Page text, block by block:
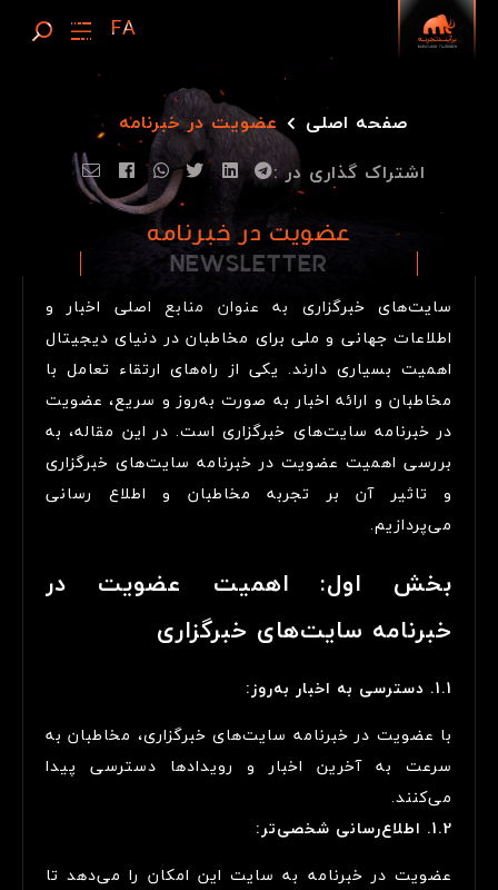
صفحه اصلی
عضویت در خبرنامه
اشتراک گذاری در :
عضویت در خبرنامه
NEWSLETTER
NEWSLETTER
سایت‌های خبرگزاری به عنوان منابع اصلی اخبار و
اطلاعات جهانی و ملی برای مخاطبان در دنیای دیجیتال
اهمیت بسیاری دارند. یکی از راه‌های ارتقاء تعامل با
مخاطبان و ارائه اخبار به صورت به‌روز و سریع، عضویت
در خبرنامه سایت‌های خبرگزاری است. در این مقاله، به
بررسی اهمیت عضویت در خبرنامه سایت‌های خبرگزاری
و تاثیر آن بر تجربه مخاطبان و اطلاع رسانی
می‌پردازیم.
بخش اول: اهمیت عضویت در
خبرنامه سایت‌های خبرگزاری
1.1. دسترسی به اخبار به‌روز:
با عضویت در خبرنامه سایت‌های خبرگزاری، مخاطبان به
سرعت به آخرین اخبار و رویدادها دسترسی پیدا
می‌کنند.
1.2. اطلاع‌رسانی شخصی‌تر:
عضویت در خبرنامه به سایت این امکان را می‌دهد تا